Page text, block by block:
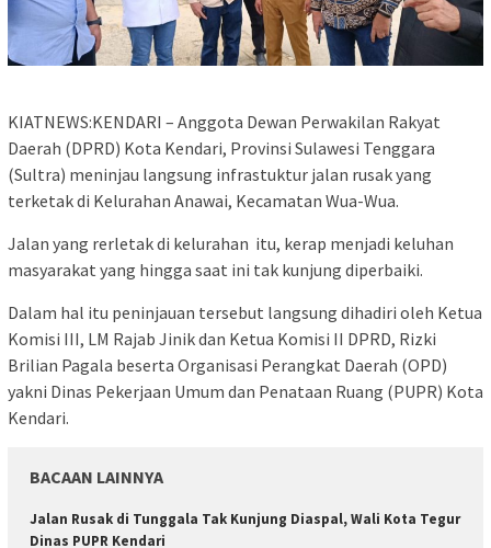
KIATNEWS:KENDARI – Anggota Dewan Perwakilan Rakyat
Daerah (DPRD) Kota Kendari, Provinsi Sulawesi Tenggara
(Sultra) meninjau langsung infrastuktur jalan rusak yang
terketak di Kelurahan Anawai, Kecamatan Wua-Wua.
Jalan yang rerletak di kelurahan itu, kerap menjadi keluhan
masyarakat yang hingga saat ini tak kunjung diperbaiki.
Dalam hal itu peninjauan tersebut langsung dihadiri oleh Ketua
Komisi III, LM Rajab Jinik dan Ketua Komisi II DPRD, Rizki
Brilian Pagala beserta Organisasi Perangkat Daerah (OPD)
yakni Dinas Pekerjaan Umum dan Penataan Ruang (PUPR) Kota
Kendari.
BACAAN LAINNYA
Jalan Rusak di Tunggala Tak Kunjung Diaspal, Wali Kota Tegur
Dinas PUPR Kendari